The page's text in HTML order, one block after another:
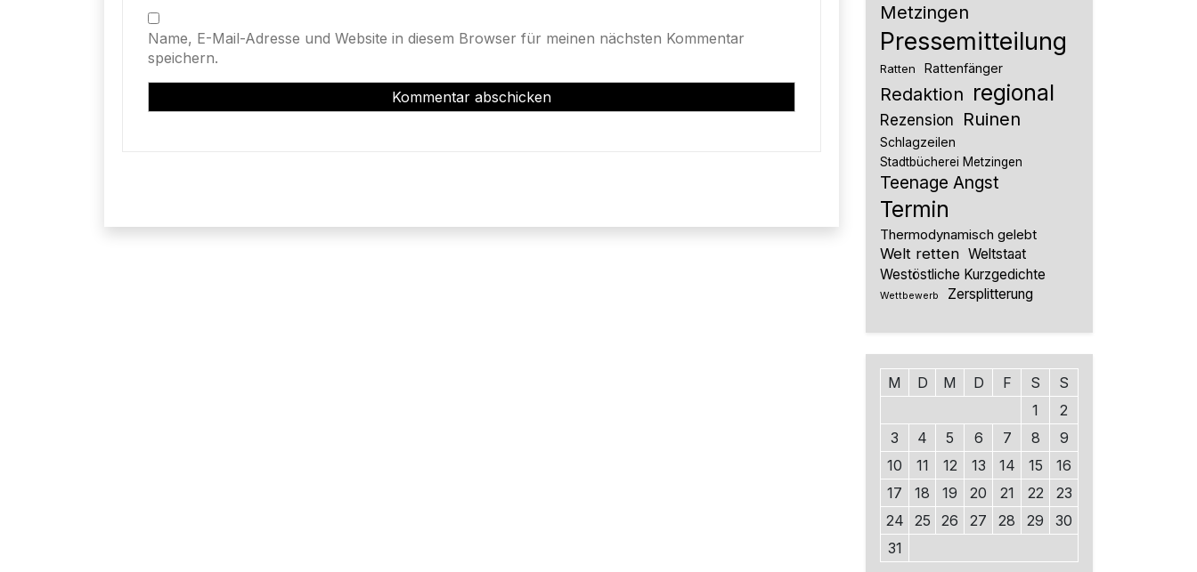
Name, E-Mail-Adresse und Website in diesem Browser für meinen nächsten Kommentar
speichern.
Metzingen
Pressemitteilung
Ratten Rattenfänger
Redaktion regional
Rezension Ruinen
Schlagzeilen
Stadtbücherei Metzingen
Teenage Angst
Termin
Thermodynamisch gelebt
Welt retten Weltstaat
Westöstliche Kurzgedichte
Wettbewerb Zersplitterung
M D M D F S
S
1
2
3
4 5 6 7 8
9
10
11 12 13 14 15
16
17
18 19 20 21 22
23
24
25 26 27 28 29
30
31